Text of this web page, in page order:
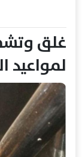
لمواعيد